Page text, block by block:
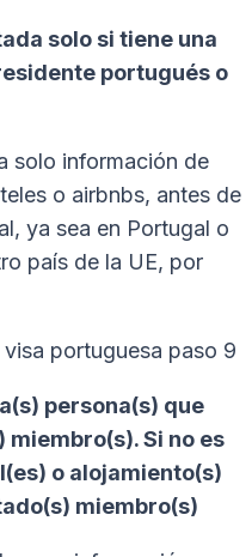
solo si tiene una
portugués o
solo información de
o airbnbs, antes de
ya sea en Portugal o
país de la UE, por
persona(s) que
miembro(s). Si no es
o alojamiento(s)
miembro(s)